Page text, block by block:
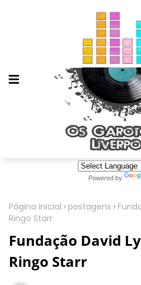
Powered by
Página inicial postagens
Ringo Starr
Fundação David
Ringo Starr